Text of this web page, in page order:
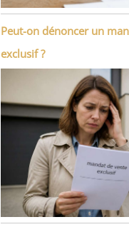
Peut-on dénoncer un
exclusif ?